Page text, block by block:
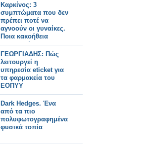
Καρκίνος: 3
συμπτώματα που δεν
πρέπει ποτέ να
αγνοούν οι γυναίκες.
Ποια κακοήθεια
μαρτυρούν
ΓΕΩΡΓΙΑΔΗΣ: Πώς
λειτουργεί η
υπηρεσία eticket για
τα φαρμακεία του
ΕΟΠΥΥ
Dark Hedges. Ένα
από τα πιο
πολυφωτογραφημένα
φυσικά τοπία